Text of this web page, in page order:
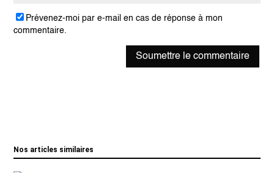
Prévenez-moi par e-mail en cas de réponse à mon
commentaire.
Soumettre le commentaire
Nos articles similaires